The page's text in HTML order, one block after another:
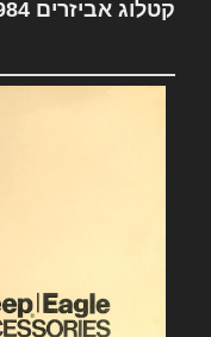
קטלוג אביזרים Jeep 1984